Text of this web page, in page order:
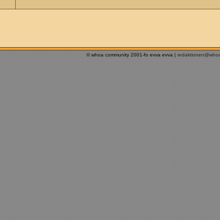
© whoa community 2001-fo evva evva |